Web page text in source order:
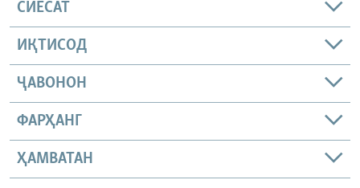
СИЁСАТ
ИҚТИСОД
ҶАВОНОН
ФАРҲАНГ
ҲАМВАТАН